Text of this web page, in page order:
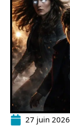
27 juin 2026